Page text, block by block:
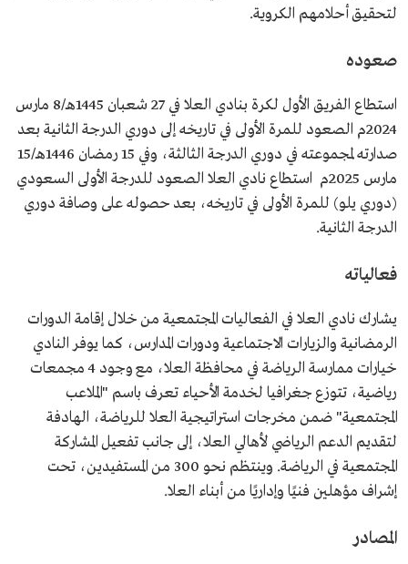
لتحقيق أحلامهم الكروية.
صعوده
استطاع الفريق الأول لكرة بنادي العلا في 27 شعبان 1445هـ/8 مارس
2024م الصعود للمرة الأولى في تاريخه إلى دوري الدرجة الثانية بعد
صدارته لمجموعته في دوري الدرجة الثالثة، وفي 15 رمضان 1446هـ/15
مارس 2025م استطاع نادي العلا الصعود للدرجة الأولى السعودي
(دوري يلو) للمرة الأولى في تاريخه، بعد حصوله على وصافة دوري
الدرجة الثانية.
فعالياته
يشارك نادي العلا في الفعاليات المجتمعية من خلال إقامة الدورات
الرمضانية والزيارات الاجتماعية ودورات المدارس، كما يوفر النادي
خيارات ممارسة الرياضة في محافظة العلا، مع وجود 4 مجمعات
رياضية، تتوزع جغرافيا لخدمة الأحياء تعرف باسم "الملاعب
المجتمعية" ضمن مخرجات استراتيجية العلا للرياضة، الهادفة
لتقديم الدعم الرياضي لأهالي العلا، إلى جانب تفعيل المشاركة
المجتمعية في الرياضة. وينتظم نحو 300 من المستفيدين، تحت
إشراف مؤهلين فنيًا وإداريًا من أبناء العلا.
المصادر